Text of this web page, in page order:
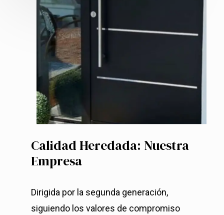
Calidad Heredada: Nuestra
Empresa
Dirigida por la segunda generación,
siguiendo los valores de compromiso